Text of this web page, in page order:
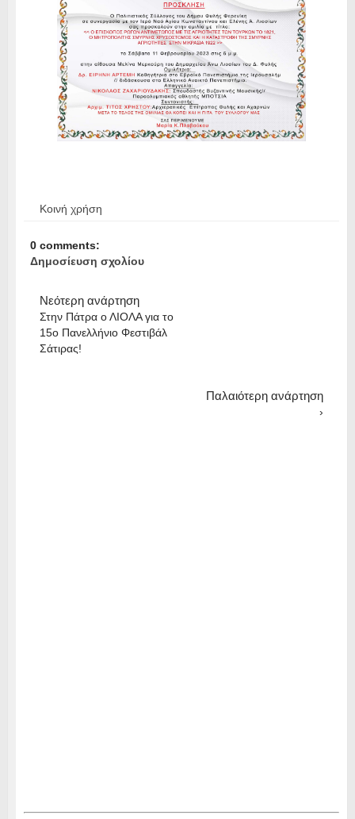
Κοινή χρήση
0 comments:
Δημοσίευση σχολίου
Νεότερη ανάρτηση
Στην Πάτρα ο ΛΙΟΛΑ για το
15ο Πανελλήνιο Φεστιβάλ
Σάτιρας!
Παλαιότερη ανάρτηση
›